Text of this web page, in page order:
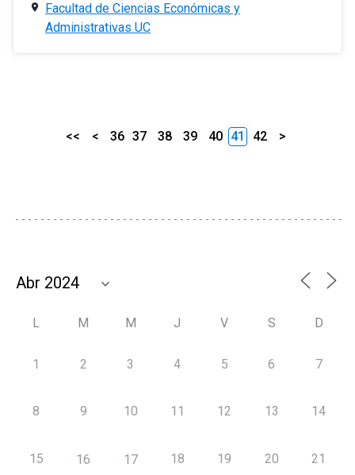
Facultad de Ciencias Económicas y
Administrativas UC
<< < 36 37 38 39 40 41 42 >
L M M J V S D
1 2 3 4 5 6 7
8 9 10 11 12 13 14
15 16 17 18 19 20 21